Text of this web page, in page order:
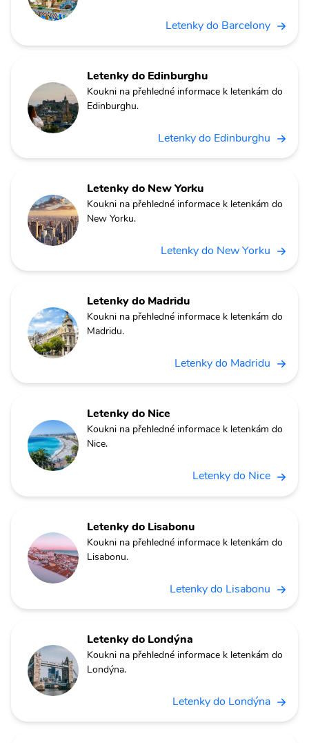
Letenky do Barcelony
Letenky do Edinburghu
Koukni na přehledné informace k letenkám do
Edinburghu.
Letenky do Edinburghu
Letenky do New Yorku
Koukni na přehledné informace k letenkám do
New Yorku.
Letenky do New Yorku
Letenky do Madridu
Koukni na přehledné informace k letenkám do
Madridu.
Letenky do Madridu
Letenky do Nice
Koukni na přehledné informace k letenkám do
Nice.
Letenky do Nice
Letenky do Lisabonu
Koukni na přehledné informace k letenkám do
Lisabonu.
Letenky do Lisabonu
Letenky do Londýna
Koukni na přehledné informace k letenkám do
Londýna.
Letenky do Londýna